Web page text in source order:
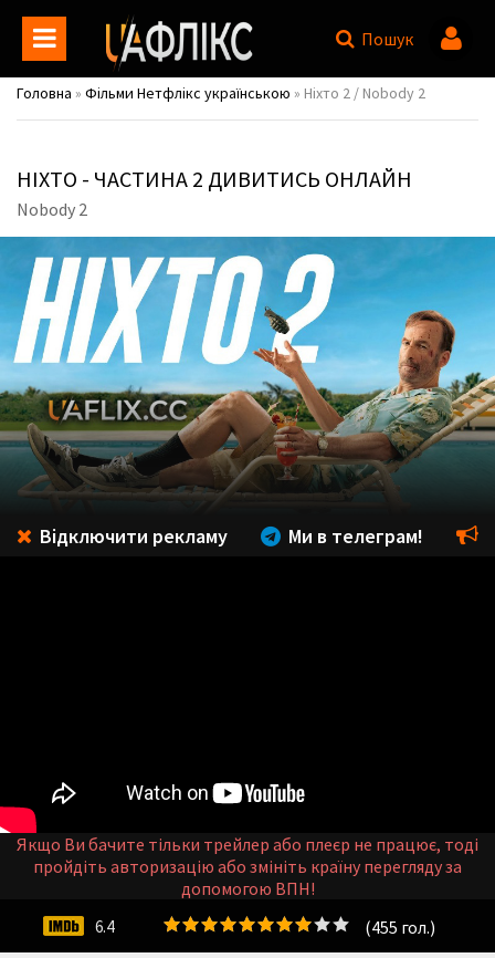
Пошук
Головна » Фільми Нетфлікс українською » Ніхто 2 / Nobody 2
НІХТО - ЧАСТИНА 2 ДИВИТИСЬ ОНЛАЙН
Nobody 2
(455 гол.)
6.4
Відключити рекламу Ми в телеграм!
Якщо Ви бачите тільки трейлер або плеєр не працює, тоді
пройдіть авторизацію або змініть країну перегляду за
допомогою ВПН!